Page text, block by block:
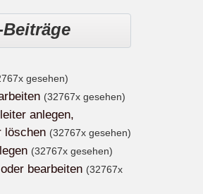
gesehen)
(32767x gesehen)
anlegen,
löschen (32767x gesehen)
(32767x gesehen)
bearbeiten (32767x